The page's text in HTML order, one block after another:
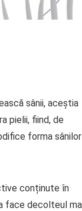
sânii, aceștia
pielii, fiind, de
forma sânilor
conținute în
face decolteul